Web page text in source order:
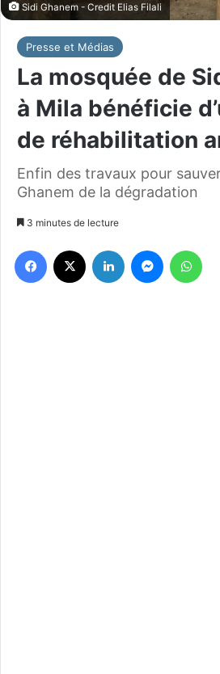
Sidi Ghanem - Credit Elias Filali
Presse et Médias
La mosquée de
à Mila bénéficie
de réhabilitation
Enfin des travaux pour
Ghanem de la dégradation
3 minutes de lecture